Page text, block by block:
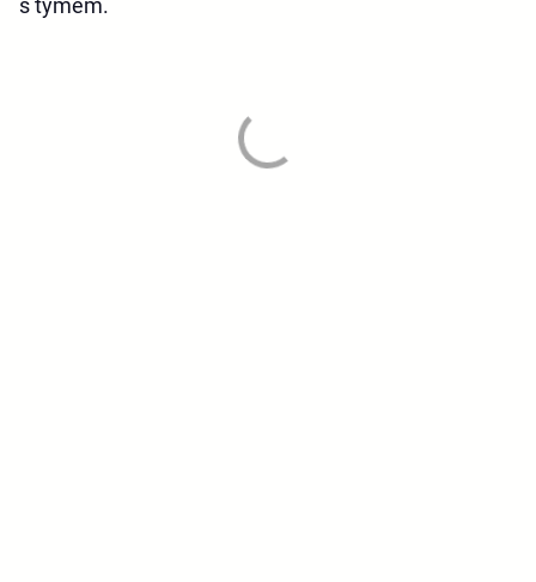
s týmem.